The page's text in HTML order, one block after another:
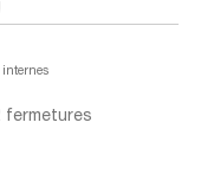
fermetures